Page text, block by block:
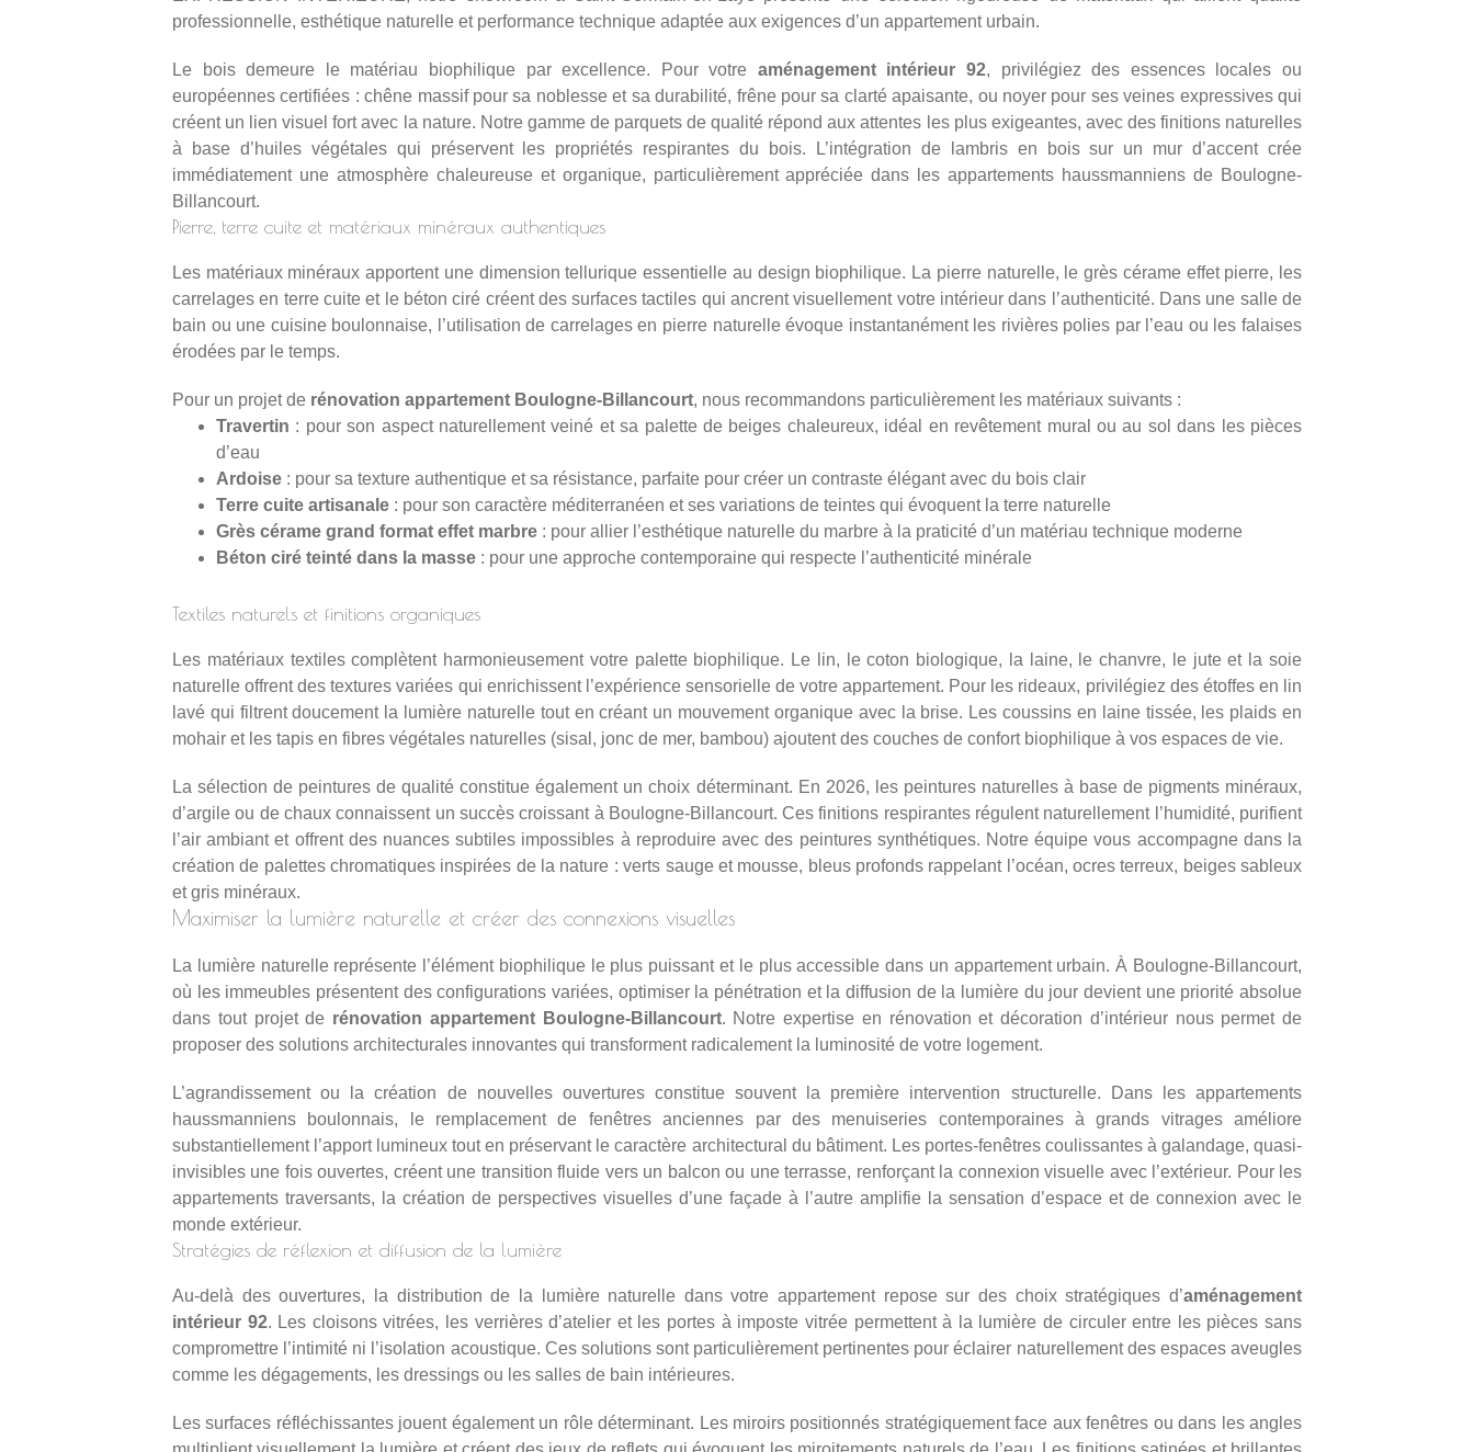
professionnelle, esthétique naturelle et performance technique adaptée aux exigences d’un appartement urbain.
Le bois demeure le matériau biophilique par excellence. Pour votre aménagement intérieur 92, privilégiez des essences locales ou
européennes certifiées : chêne massif pour sa noblesse et sa durabilité, frêne pour sa clarté apaisante, ou noyer pour ses veines expressives qui
créent un lien visuel fort avec la nature. Notre gamme de parquets de qualité répond aux attentes les plus exigeantes, avec des finitions naturelles
à base d’huiles végétales qui préservent les propriétés respirantes du bois. L’intégration de lambris en bois sur un mur d’accent crée
immédiatement une atmosphère chaleureuse et organique, particulièrement appréciée dans les appartements haussmanniens de Boulogne-
Billancourt.
Pierre, terre cuite et matériaux minéraux authentiques
Les matériaux minéraux apportent une dimension tellurique essentielle au design biophilique. La pierre naturelle, le grès cérame effet pierre, les
carrelages en terre cuite et le béton ciré créent des surfaces tactiles qui ancrent visuellement votre intérieur dans l’authenticité. Dans une salle de
bain ou une cuisine boulonnaise, l’utilisation de carrelages en pierre naturelleévoque instantanément les rivières polies par l’eau ou les falaises
érodées par le temps.
Pour un projet de rénovation appartement Boulogne-Billancourt, nous recommandons particulièrement les matériaux suivants :
Travertin : pour son aspect naturellement veiné et sa palette de beiges chaleureux, idéal en revêtement mural ou au sol dans les pièces
d’eau
Ardoise : pour sa texture authentique et sa résistance, parfaite pour créer un contraste élégant avec du bois clair
Terre cuite artisanale : pour son caractère méditerranéen et ses variations de teintes qui évoquent la terre naturelle
Grès cérame grand format effet marbre : pour allier l’esthétique naturelle du marbre à la praticité d’un matériau technique moderne
Béton ciré teinté dans la masse : pour une approche contemporaine qui respecte l’authenticité minérale
Textiles naturels et finitions organiques
Les matériaux textiles complètent harmonieusement votre palette biophilique. Le lin, le coton biologique, la laine, le chanvre, le jute et la soie
naturelle offrent des textures variées qui enrichissent l’expérience sensorielle de votre appartement. Pour les rideaux, privilégiez des étoffes en lin
lavé qui filtrent doucement la lumière naturelle tout en créant un mouvement organique avec la brise. Les coussins en laine tissée, les plaids en
mohair et les tapis en fibres végétales naturelles (sisal, jonc de mer, bambou) ajoutent des couches de confort biophilique à vos espaces de vie.
La sélection de peintures de qualité constitue également un choix déterminant. En 2026, les peintures naturelles à base de pigments minéraux,
d’argile ou de chaux connaissent un succès croissant à Boulogne-Billancourt. Ces finitions respirantes régulent naturellement l’humidité, purifient
l’air ambiant et offrent des nuances subtiles impossibles à reproduire avec des peintures synthétiques. Notre équipe vous accompagne dans la
création de palettes chromatiques inspirées de la nature : verts sauge et mousse, bleus profonds rappelant l’océan, ocres terreux, beiges sableux
et gris minéraux.
Maximiser la lumière naturelle et créer des connexions visuelles
La lumière naturelle représente l’élément biophilique le plus puissant et le plus accessible dans un appartement urbain. À Boulogne-Billancourt,
où les immeubles présentent des configurations variées, optimiser la pénétration et la diffusion de la lumière du jour devient une priorité absolue
dans tout projet de rénovation appartement Boulogne-Billancourt. Notre expertise en rénovation et décoration d’intérieurnous permet de
proposer des solutions architecturales innovantes qui transforment radicalement la luminosité de votre logement.
L’agrandissement ou la création de nouvelles ouvertures constitue souvent la première intervention structurelle. Dans les appartements
haussmanniens boulonnais, le remplacement de fenêtres anciennes par des menuiseries contemporaines à grands vitrages améliore
substantiellement l’apport lumineux tout en préservant le caractère architectural du bâtiment. Les portes-fenêtres coulissantes à galandage, quasi-
invisibles une fois ouvertes, créent une transition fluide vers un balcon ou une terrasse, renforçant la connexion visuelle avec l’extérieur. Pour les
appartements traversants, la création de perspectives visuelles d’une façade à l’autre amplifie la sensation d’espace et de connexion avec le
monde extérieur.
Stratégies de réflexion et diffusion de la lumière
Au-delà des ouvertures, la distribution de la lumière naturelle dans votre appartement repose sur des choix stratégiques d’aménagement
intérieur 92. Les cloisons vitrées, les verrières d’atelier et les portes à imposte vitrée permettent à la lumière de circuler entre les pièces sans
compromettre l’intimité ni l’isolation acoustique. Ces solutions sont particulièrement pertinentes pour éclairer naturellement des espaces aveugles
comme les dégagements, les dressings ou les salles de bain intérieures.
Les surfaces réfléchissantes jouent également un rôle déterminant. Les miroirs positionnés stratégiquement face aux fenêtres ou dans les angles